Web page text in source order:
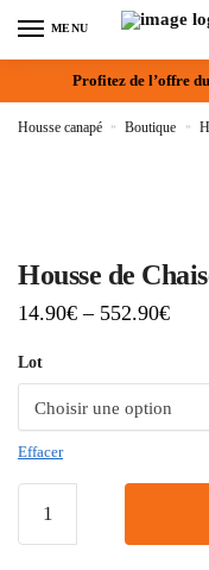
MENU
Profitez de l’offre
Housse canapé » Boutique »
Housse de
14.90€ – 552.90€
Lot
Effacer